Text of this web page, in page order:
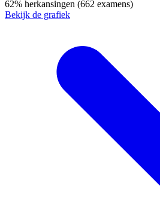
62% herkansingen (662 examens)
Bekijk de grafiek